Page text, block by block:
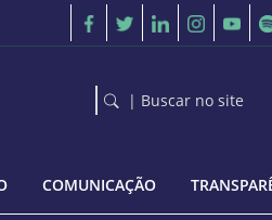
| Buscar no site
COMUNICAÇÃO